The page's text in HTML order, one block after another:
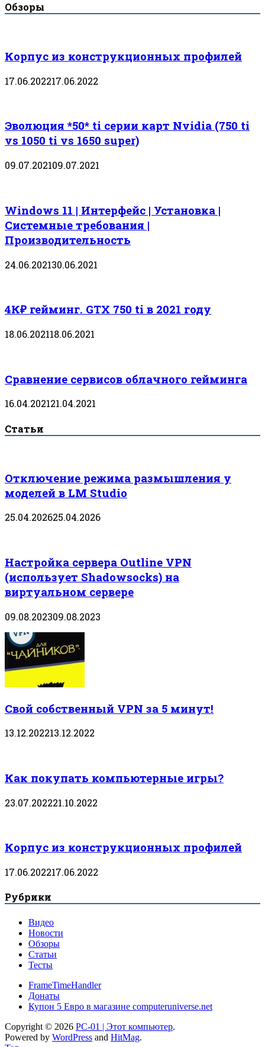
Обзоры
Корпус из конструкционных профилей
17.06.202217.06.2022
Эволюция *50* ti серии карт Nvidia (750 ti
vs 1050 ti vs 1650 super)
09.07.202109.07.2021
Windows 11 | Интерфейс | Установка |
Системные требования |
Производительность
24.06.202130.06.2021
4К₽ гейминг. GTX 750 ti в 2021 году
18.06.202118.06.2021
Сравнение сервисов облачного гейминга
16.04.202121.04.2021
Статьи
Отключение режима размышления у
моделей в LM Studio
25.04.202625.04.2026
Настройка сервера Outline VPN
(использует Shadowsocks) на
виртуальном сервере
09.08.202309.08.2023
Свой собственный VPN за 5 минут!
13.12.202213.12.2022
Как покупать компьютерные игры?
23.07.202221.10.2022
Корпус из конструкционных профилей
17.06.202217.06.2022
Рубрики
Видео
Новости
Обзоры
Статьи
Тесты
FrameTimeHandler
Донаты
Купон 5 Евро в магазине computeruniverse.net
Copyright © 2026 PC-01 | Этот компьютер.
Powered by WordPress and HitMag.